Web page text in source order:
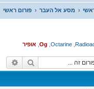
מסע אל העבר פורום ראשי
Octarine
Og אופיר
חיפוש